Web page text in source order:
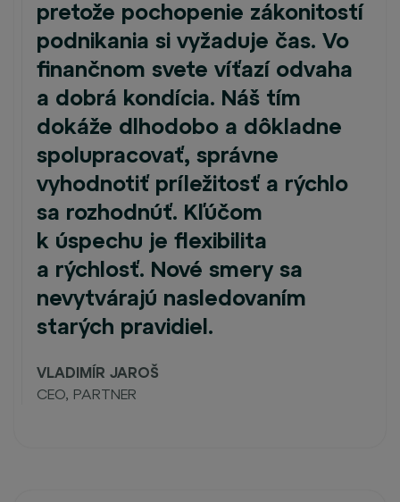
pretože pochopenie zákonitostí
podnikania si vyžaduje čas. Vo
finančnom svete víťazí odvaha
a dobrá kondícia. Náš tím
dokáže dlhodobo a dôkladne
spolupracovať, správne
vyhodnotiť príležitosť a rýchlo
sa rozhodnúť. Kľúčom
k úspechu je flexibilita
a rýchlosť. Nové smery sa
nevytvárajú nasledovaním
starých pravidiel.
VLADIMÍR JAROŠ
CEO, PARTNER